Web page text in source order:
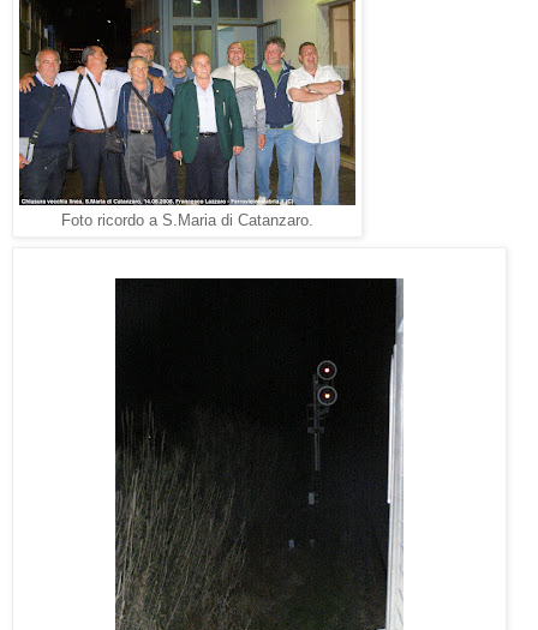
Foto ricordo a S.Maria di Catanzaro.